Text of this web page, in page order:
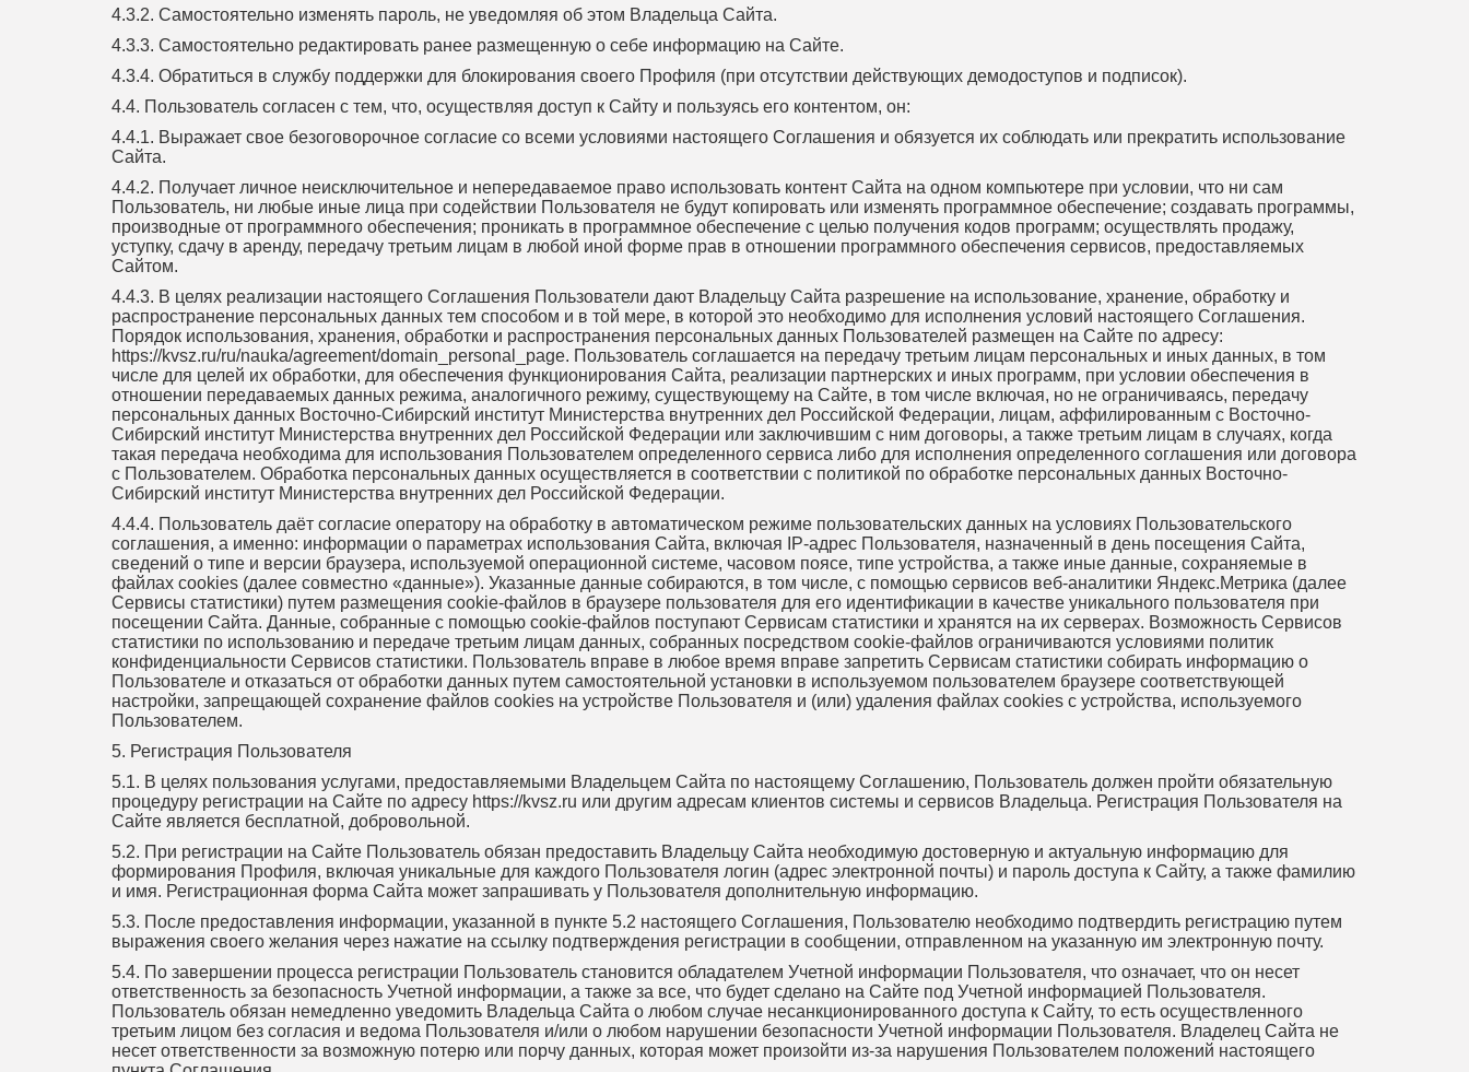
4.3.2. Самостоятельно изменять пароль, не уведомляя об этом Владельца Сайта.
4.3.3. Самостоятельно редактировать ранее размещенную о себе информацию на Сайте.
4.3.4. Обратиться в службу поддержки для блокирования своего Профиля (при отсутствии действующих демодоступов и подписок).
4.4. Пользователь согласен с тем, что, осуществляя доступ к Сайту и пользуясь его контентом, он:
4.4.1. Выражает свое безоговорочное согласие со всеми условиями настоящего Соглашения и обязуется их соблюдать или прекратить использование
Сайта.
4.4.2. Получает личное неисключительное и непередаваемое право использовать контент Сайта на одном компьютере при условии, что ни сам
Пользователь, ни любые иные лица при содействии Пользователя не будут копировать или изменять программное обеспечение; создавать программы,
производные от программного обеспечения; проникать в программное обеспечение с целью получения кодов программ; осуществлять продажу,
уступку, сдачу в аренду, передачу третьим лицам в любой иной форме прав в отношении программного обеспечения сервисов, предоставляемых
Сайтом.
4.4.3. В целях реализации настоящего Соглашения Пользователи дают Владельцу Сайта разрешение на использование, хранение, обработку и
распространение персональных данных тем способом и в той мере, в которой это необходимо для исполнения условий настоящего Соглашения.
Порядок использования, хранения, обработки и распространения персональных данных Пользователей размещен на Сайте по адресу:
https://kvsz.ru/ru/nauka/agreement/domain_personal_page. Пользователь соглашается на передачу третьим лицам персональных и иных данных, в том
числе для целей их обработки, для обеспечения функционирования Сайта, реализации партнерских и иных программ, при условии обеспечения в
отношении передаваемых данных режима, аналогичного режиму, существующему на Сайте, в том числе включая, но не ограничиваясь, передачу
персональных данных Восточно-Сибирский институт Министерства внутренних дел Российской Федерации, лицам, аффилированным с Восточно-
Сибирский институт Министерства внутренних дел Российской Федерации или заключившим с ним договоры, а также третьим лицам в случаях, когда
такая передача необходима для использования Пользователем определенного сервиса либо для исполнения определенного соглашения или договора
с Пользователем. Обработка персональных данных осуществляется в соответствии с политикой по обработке персональных данных Восточно-
Сибирский институт Министерства внутренних дел Российской Федерации.
4.4.4. Пользователь даёт согласие оператору на обработку в автоматическом режиме пользовательских данных на условиях Пользовательского
соглашения, а именно: информации о параметрах использования Сайта, включая IP-адрес Пользователя, назначенный в день посещения Сайта,
сведений о типе и версии браузера, используемой операционной системе, часовом поясе, типе устройства, а также иные данные, сохраняемые в
файлах cookies (далее совместно «данные»). Указанные данные собираются, в том числе, с помощью сервисов веб-аналитики Яндекс.Метрика (далее
Сервисы статистики) путем размещения cookie-файлов в браузере пользователя для его идентификации в качестве уникального пользователя при
посещении Сайта. Данные, собранные с помощью cookie-файлов поступают Сервисам статистики и хранятся на их серверах. Возможность Сервисов
статистики по использованию и передаче третьим лицам данных, собранных посредством cookie-файлов ограничиваются условиями политик
конфиденциальности Сервисов статистики. Пользователь вправе в любое время вправе запретить Сервисам статистики собирать информацию о
Пользователе и отказаться от обработки данных путем самостоятельной установки в используемом пользователем браузере соответствующей
настройки, запрещающей сохранение файлов cookies на устройстве Пользователя и (или) удаления файлах cookies с устройства, используемого
Пользователем.
5. Регистрация Пользователя
5.1. В целях пользования услугами, предоставляемыми Владельцем Сайта по настоящему Соглашению, Пользователь должен пройти обязательную
процедуру регистрации на Сайте по адресу https://kvsz.ru или другим адресам клиентов системы и сервисов Владельца. Регистрация Пользователя на
Сайте является бесплатной, добровольной.
5.2. При регистрации на Сайте Пользователь обязан предоставить Владельцу Сайта необходимую достоверную и актуальную информацию для
формирования Профиля, включая уникальные для каждого Пользователя логин (адрес электронной почты) и пароль доступа к Сайту, а также фамилию
и имя. Регистрационная форма Сайта может запрашивать у Пользователя дополнительную информацию.
5.3. После предоставления информации, указанной в пункте 5.2 настоящего Соглашения, Пользователю необходимо подтвердить регистрацию путем
выражения своего желания через нажатие на ссылку подтверждения регистрации в сообщении, отправленном на указанную им электронную почту.
5.4. По завершении процесса регистрации Пользователь становится обладателем Учетной информации Пользователя, что означает, что он несет
ответственность за безопасность Учетной информации, а также за все, что будет сделано на Сайте под Учетной информацией Пользователя.
Пользователь обязан немедленно уведомить Владельца Сайта о любом случае несанкционированного доступа к Сайту, то есть осуществленного
третьим лицом без согласия и ведома Пользователя и/или о любом нарушении безопасности Учетной информации Пользователя. Владелец Сайта не
несет ответственности за возможную потерю или порчу данных, которая может произойти из-за нарушения Пользователем положений настоящего